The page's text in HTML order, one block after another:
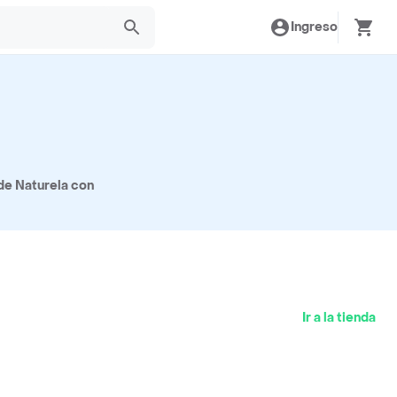
Ingreso
Naturela con
Ir a la tienda